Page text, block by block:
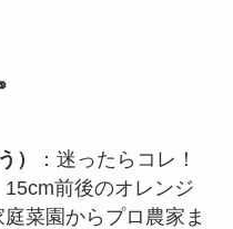
）
：迷ったらコレ！
前後のオレンジ
菜園からプロ農家ま